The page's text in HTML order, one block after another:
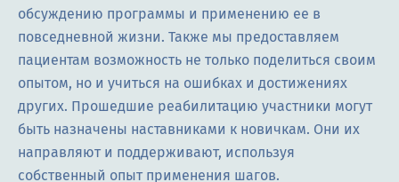
обсуждению программы и применению ее в
повседневной жизни. Также мы предоставляем
пациентам возможность не только поделиться своим
опытом, но и учиться на ошибках и достижениях
других. Прошедшие реабилитацию участники могут
быть назначены наставниками к новичкам. Они их
направляют и поддерживают, используя
собственный опыт применения шагов.